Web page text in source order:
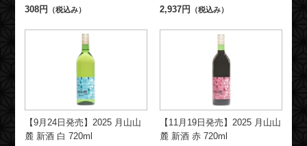
308円 （税込み） 2,937円 （税込み）
【9月24日発売】2025 月山山
麓 新酒 白 720ml
【11月19日発売】2025 月山山
麓 新酒 赤 720ml